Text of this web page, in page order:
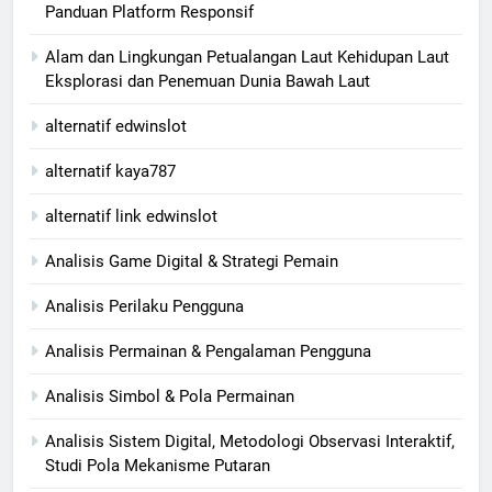
Panduan Platform Responsif
Alam dan Lingkungan Petualangan Laut Kehidupan Laut
Eksplorasi dan Penemuan Dunia Bawah Laut
alternatif edwinslot
alternatif kaya787
alternatif link edwinslot
Analisis Game Digital & Strategi Pemain
Analisis Perilaku Pengguna
Analisis Permainan & Pengalaman Pengguna
Analisis Simbol & Pola Permainan
Analisis Sistem Digital, Metodologi Observasi Interaktif,
Studi Pola Mekanisme Putaran